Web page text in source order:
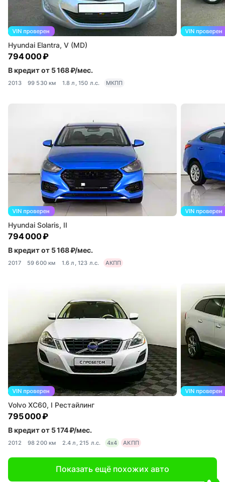
Hyundai Elantra, V (MD)
794 000 ₽
В кредит от 5 168 ₽/мес.
2013 99 530 км 1.8 л, 150 л.с. МКПП
Hyundai Solaris, II
794 000 ₽
В кредит от 5 168 ₽/мес.
2017 59 600 км 1.6 л, 123 л.с. АКПП
Volvo XC60, I Рестайлинг
795 000 ₽
В кредит от 5 174 ₽/мес.
2012 98 200 км 2.4 л, 215 л.с. 4x4 АКПП
Показать ещё похожих авто